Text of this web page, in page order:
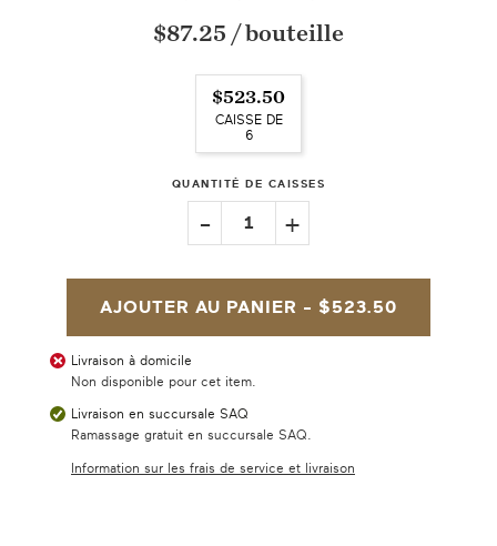
$87.25 /bouteille
$523.50
CAISSE DE
6
QUANTITÉ DE CAISSES
- 1 +
AJOUTER AU PANIER - $523.50
Livraison à domicile
Non disponible pour cet item.
Livraison en succursale SAQ
Ramassage gratuit en succursale SAQ.
Information sur les frais de service et livraison